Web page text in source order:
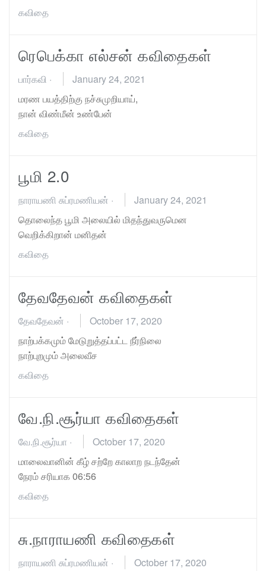
கவிதை
ரெபெக்கா எல்சன் கவிதைகள்
பார்கவி ·
January 24, 2021
மரண பயத்திற்கு நச்சுமுறியாய்,
நான் விண்மீன் உண்பேன்
கவிதை
பூமி 2.0
நாராயணி சுப்ரமணியன் ·
January 24, 2021
தொலைந்த பூமி அலையில் மிதந்துவருமென
வெறிக்கிறான் மனிதன்
கவிதை
தேவதேவன் கவிதைகள்
தேவதேவன் ·
October 17, 2020
நாற்பக்கமும் மேடுறுத்தப்பட்ட நீர்நிலை
நாற்புறமும் அலைவீச
கவிதை
வே.நி.சூர்யா கவிதைகள்
வே.நி.சூர்யா ·
October 17, 2020
மாலைவானின் கீழ் சற்றே காலாற நடந்தேன்
நேரம் சரியாக 06:56
கவிதை
சு.நாராயணி கவிதைகள்
நாராயணி சுப்ரமணியன் · October 17, 2020